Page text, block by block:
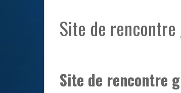
Site de
Site de rencontre